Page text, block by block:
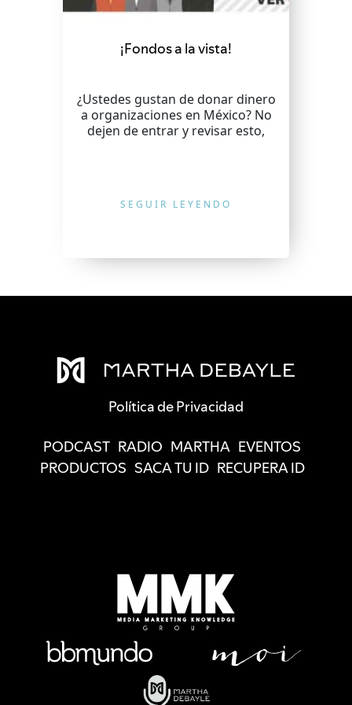
¡Fondos a la vista!
¿Ustedes gustan de donar dinero
a organizaciones en México? No
dejen de entrar y revisar esto,
SEGUIR LEYENDO
Política de Privacidad
PODCAST RADIO MARTHA EVENTOS
PRODUCTOS SACA TU ID RECUPERA ID